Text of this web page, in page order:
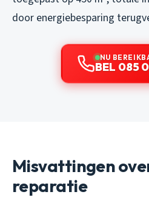
door energiebesparing
NU
BEL 085
Misvattingen
reparatie